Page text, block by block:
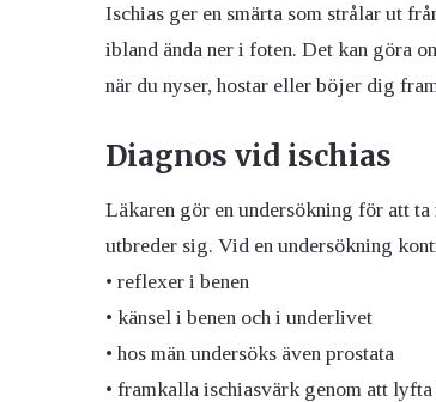
Ischias ger en smärta som strålar ut
ibland ända ner i foten. Det kan göra
när du nyser, hostar eller böjer dig
Diagnos vid ischias
Läkaren gör en undersökning för att
utbreder sig. Vid en undersökning
• reflexer i benen
• känsel i benen och i underlivet
• hos män undersöks även prostata
• framkalla ischiasvärk genom att